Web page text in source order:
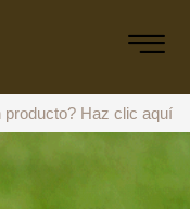
producto? Haz clic aquí